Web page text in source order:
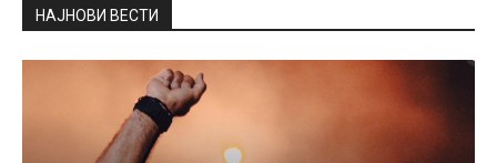
НAЈНОВИ ВЕСТИ